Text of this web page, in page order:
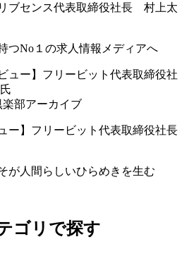
ブセンス代表取締役社長 村上太
つNo１の求人情報メディアへ
楽部アーカイブ
ー】フリービット代表取締役社長
が人間らしいひらめきを生む
ゴリで探す